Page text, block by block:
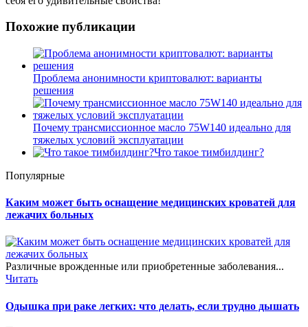
Похожие публикации
Проблема анонимности криптовалют: варианты
решения
Почему трансмиссионное масло 75W140 идеально для
тяжелых условий эксплуатации
Что такое тимбилдинг?
Популярные
Каким может быть оснащение медицинских кроватей для
лежачих больных
Различные врожденные или приобретенные заболевания...
Читать
Одышка при раке легких: что делать, если трудно дышать